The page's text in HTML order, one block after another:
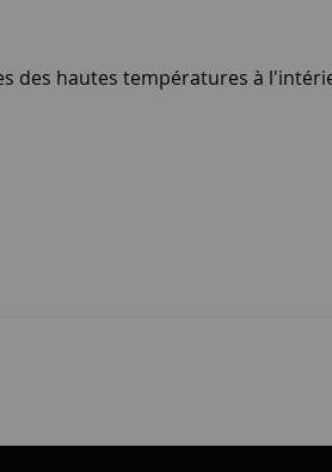
hautes températures à